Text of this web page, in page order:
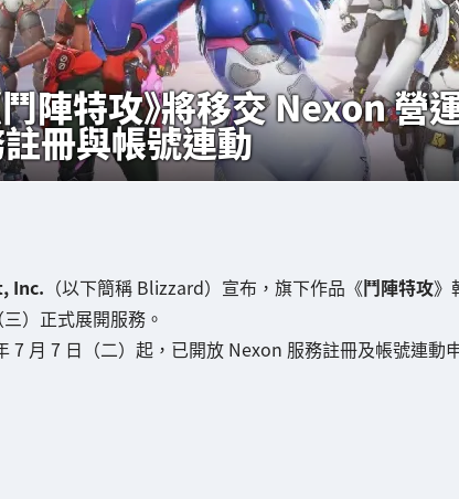
陣特攻》將移交 Nexon 營
冊與帳號連動
Inc. （以下簡稱 Blizzard）宣布，旗下作品《鬥陣特攻》
）正式展開服務。
7 月 7 日（二）起，已開放 Nexon 服務註冊及帳號連動